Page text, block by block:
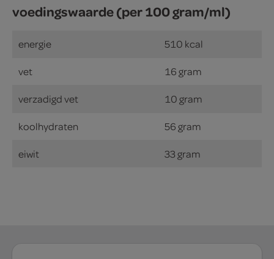
voedingswaarde (per 100 gram/ml)
energie 510 kcal
vet 16 gram
verzadigd vet 10 gram
koolhydraten 56 gram
eiwit 33 gram